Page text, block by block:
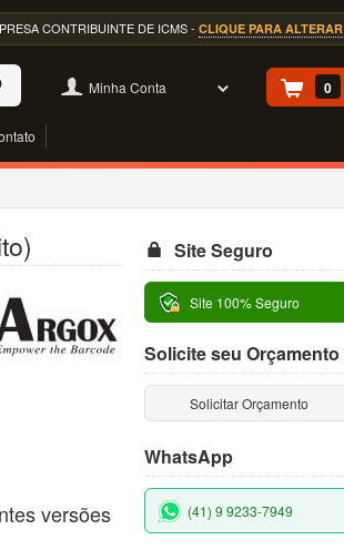
CONTRIBUINTE DE ICMS - CLIQUE PARA ALTERAR
Minha Conta 0
Site Seguro
Site 100% Seguro
Solicite seu Orçamento
Solicitar Orçamento
WhatsApp
(41) 9 9233-7949
versões